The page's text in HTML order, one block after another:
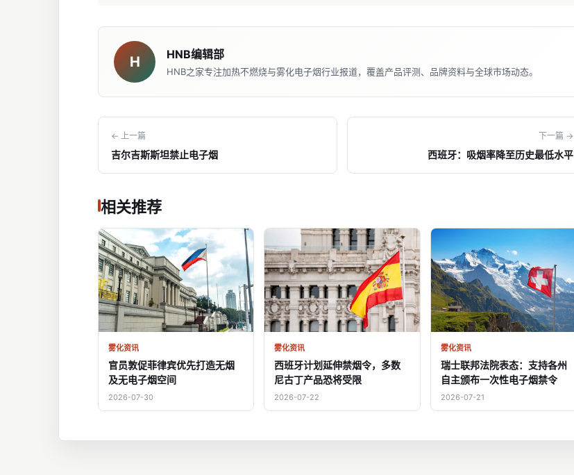
H HNB编辑部
HNB之家专注加热不燃烧与雾化电子烟行业报道，覆盖产品评测、品牌资料与全球市场动态。
← 上一篇
吉尔吉斯斯坦禁止电子烟
下一篇 →
西班牙：吸烟率降至历史最低水平
相关推荐
雾化资讯
官员敦促菲律宾优先打造无烟
及无电子烟空间
2026-07-30
雾化资讯
西班牙计划延伸禁烟令，多数
尼古丁产品恐将受限
2026-07-22
雾化资讯
瑞士联邦法院表态：支持各州
自主颁布一次性电子烟禁令
2026-07-21